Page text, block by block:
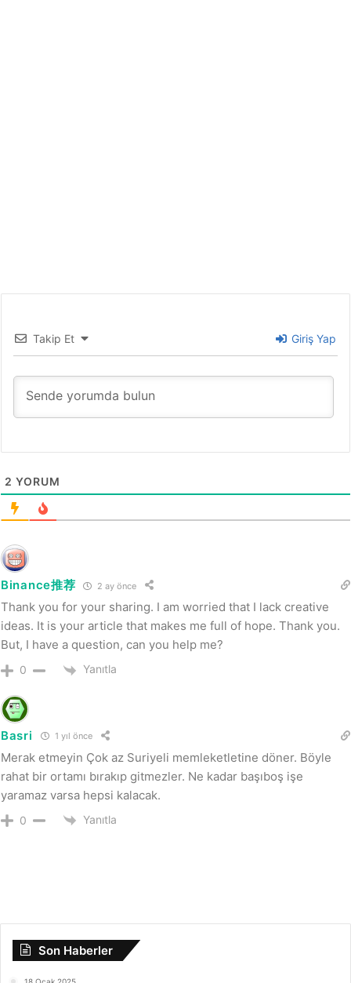
Takip Et Giriş Yap
2 YORUM
Binance推荐 2 ay önce
Thank you for your sharing. I am worried that I lack creative
ideas. It is your article that makes me full of hope. Thank you.
But, I have a question, can you help me?
0 Yanıtla
Basri 1 yıl önce
Merak etmeyin Çok az Suriyeli memleketletine döner. Böyle
rahat bir ortamı bırakıp gitmezler. Ne kadar başıboş işe
yaramaz varsa hepsi kalacak.
0 Yanıtla
Son Haberler